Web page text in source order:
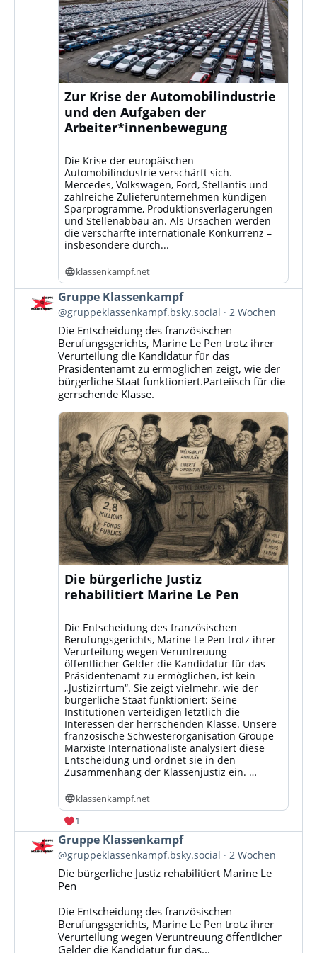
Zur Krise der Automobilindustrie
und den Aufgaben der
Arbeiter*innenbewegung
Die Krise der europäischen
Automobilindustrie verschärft sich.
Mercedes, Volkswagen, Ford, Stellantis und
zahlreiche Zulieferunternehmen kündigen
Sparprogramme, Produktionsverlagerungen
und Stellenabbau an. Als Ursachen werden
die verschärfte internationale Konkurrenz –
insbesondere durch...
klassenkampf.net
Beitrag
von
Gruppe
Klassenkampf
Bluesky
ansehen
Gruppe Klassenkampf
@gruppeklassenkampf.bsky.social 2 Wochen
Die Entscheidung des französischen
Berufungsgerichts, Marine Le Pen trotz ihrer
Verurteilung die Kandidatur für das
Präsidentenamt zu ermöglichen zeigt, wie der
bürgerliche Staat funktioniert.Parteiisch für die
gerrschende Klasse.
Die bürgerliche Justiz
rehabilitiert Marine Le Pen
Die Entscheidung des französischen
Berufungsgerichts, Marine Le Pen trotz ihrer
Verurteilung wegen Veruntreuung
öffentlicher Gelder die Kandidatur für das
Präsidentenamt zu ermöglichen, ist kein
„Justizirrtum“. Sie zeigt vielmehr, wie der
bürgerliche Staat funktioniert: Seine
Institutionen verteidigen letztlich die
Interessen der herrschenden Klasse. Unsere
französische Schwesterorganisation Groupe
Marxiste Internationaliste analysiert diese
Entscheidung und ordnet sie in den
Zusammenhang der Klassenjustiz ein. …
klassenkampf.net
1
Beitrag
von
Gruppe
Klassenkampf
Bluesky
ansehen
Gruppe Klassenkampf
@gruppeklassenkampf.bsky.social 2 Wochen
Die bürgerliche Justiz rehabilitiert Marine Le
Pen
Die Entscheidung des französischen
Berufungsgerichts, Marine Le Pen trotz ihrer
Verurteilung wegen Veruntreuung öffentlicher
Gelder die Kandidatur für das...